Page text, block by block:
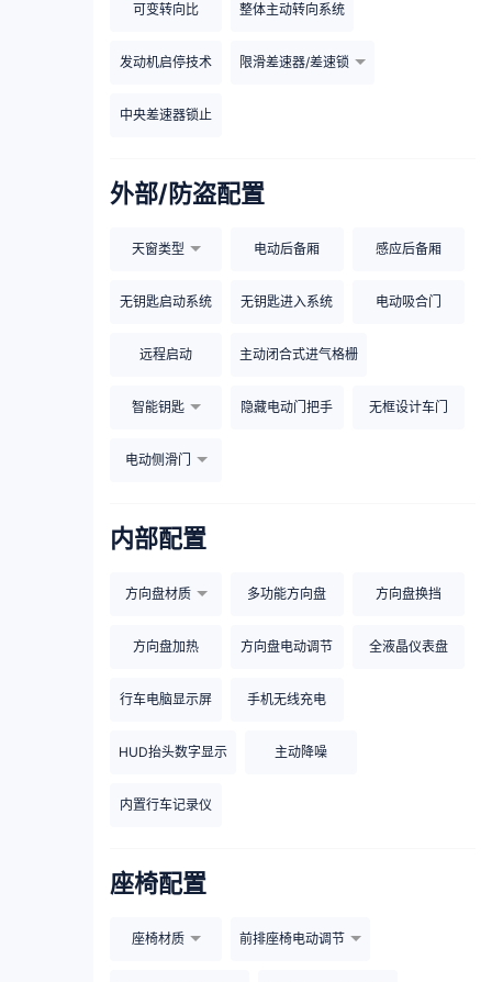
可变转向比 整体主动转向系统
发动机启停技术 限滑差速器/差速锁
中央差速器锁止
外部/防盗配置
天窗类型 电动后备厢 感应后备厢
无钥匙启动系统 无钥匙进入系统 电动吸合门
远程启动 主动闭合式进气格栅
智能钥匙 隐藏电动门把手 无框设计车门
电动侧滑门
内部配置
方向盘材质 多功能方向盘 方向盘换挡
方向盘加热 方向盘电动调节 全液晶仪表盘
行车电脑显示屏 手机无线充电
HUD抬头数字显示 主动降噪
内置行车记录仪
座椅配置
座椅材质 前排座椅电动调节